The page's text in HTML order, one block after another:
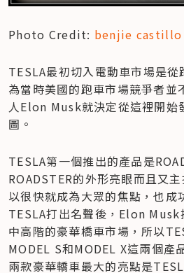
Photo Credit: benjie castillo
TESLA最初切入電動車市場是
為當時美國的跑車市場競爭者並
人Elon Musk就決定從這裡開始
圖。
TESLA第一個推出的產品是
ROADSTER的外形亮眼而且又
以很快就成為大眾的焦點，也成
TESLA打出名聲後，Elon Musk
中高階的豪華橋車市場，所以
MODEL S和MODEL X這兩個產
兩款豪華轎車最大的亮點是